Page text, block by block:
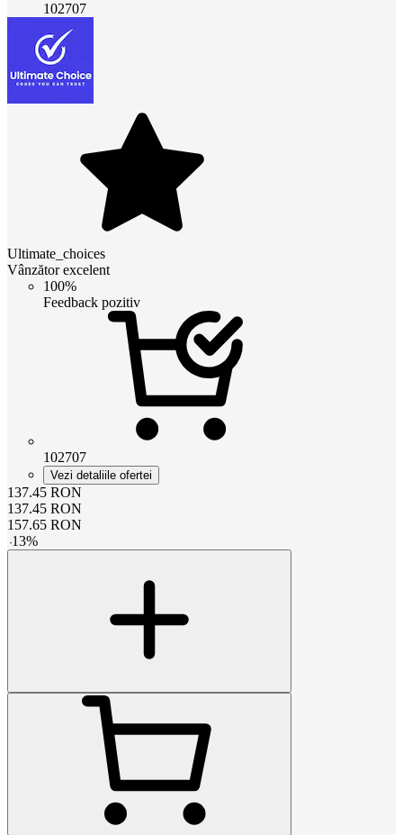
102707
Ultimate_choices
Vânzător excelent
100%
Feedback pozitiv
102707
Vezi detaliile ofertei
137.45 RON
137.45 RON
157.65 RON
-13%